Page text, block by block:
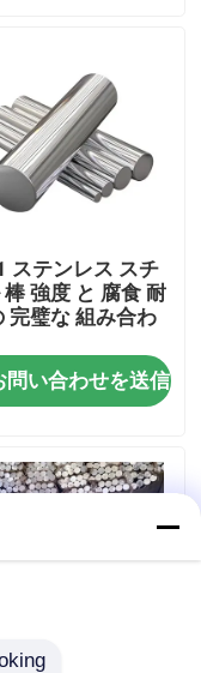
ステンレス スチ
棒 強度 と 腐食 耐
完璧な 組み合わ
問い合わせを送信